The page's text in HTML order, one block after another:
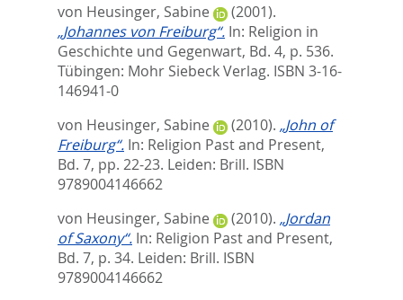
von Heusinger, Sabine
(2001).
„Johannes von Freiburg“. In: Religion in
Geschichte und Gegenwart, Bd. 4, p. 536.
Tübingen: Mohr Siebeck Verlag. ISBN 3-16-
146941-0
von Heusinger, Sabine
(2010). „John of
Freiburg“. In: Religion Past and Present,
Bd. 7, pp. 22-23. Leiden: Brill. ISBN
9789004146662
von Heusinger, Sabine
(2010). „Jordan
of Saxony“. In: Religion Past and Present,
Bd. 7, p. 34. Leiden: Brill. ISBN
9789004146662